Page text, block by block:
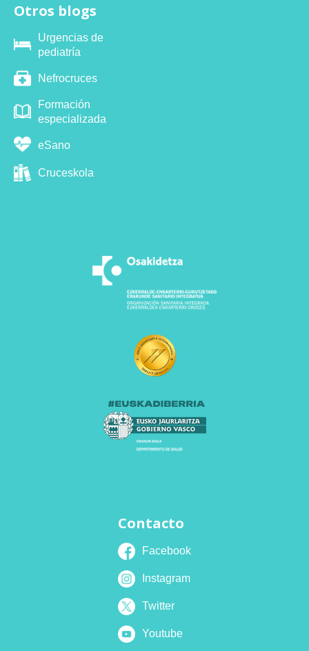
Otros blogs
Urgencias de
pediatría
Nefrocruces
Formación
especializada
eSano
Cruceskola
Contacto
Facebook
Instagram
Twitter
Youtube